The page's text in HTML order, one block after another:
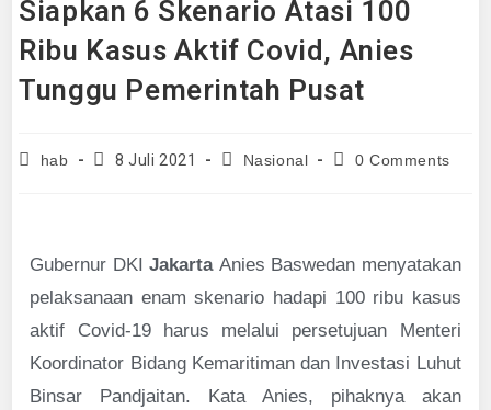
Siapkan 6 Skenario Atasi 100
Ribu Kasus Aktif Covid, Anies
Tunggu Pemerintah Pusat
hab 8 Juli 2021 Nasional 0 Comments
Gubernur DKIJakartaAnies Baswedan menyatakan
pelaksanaan enam skenario hadapi 100 ribu kasus
aktif Covid-19 harus melalui persetujuan Menteri
Koordinator Bidang Kemaritiman dan Investasi Luhut
Binsar Pandjaitan. Kata Anies, pihaknya akan